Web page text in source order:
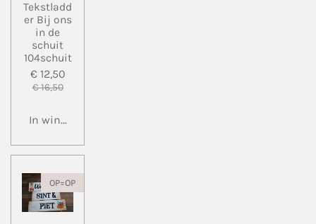
Tekstladd
er Bij ons
in de
schuit
104schuit
€ 12,50
€ 16,50
In winkelwagen
OP=OP